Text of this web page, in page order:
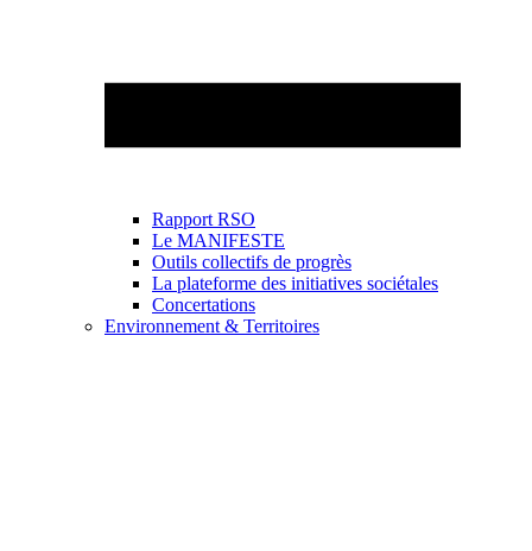
Rapport RSO
Le MANIFESTE
Outils collectifs de progrès
La plateforme des initiatives sociétales
Concertations
Environnement & Territoires